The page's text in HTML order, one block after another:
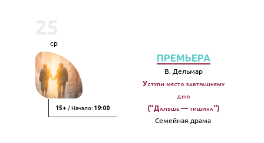
ср
15+ / Начало: 19:00
ПРЕМЬЕРА
В. Дельмар
Уступи место завтрашнему
дню
("Дальше — тишина")
Семейная драма